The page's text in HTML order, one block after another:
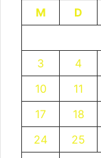
M
D
3
4
10
11
17
18
24
25